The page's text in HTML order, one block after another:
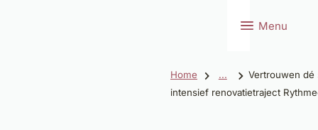
Menu
Home ...
Vertrouwen
intensief renovatietraject